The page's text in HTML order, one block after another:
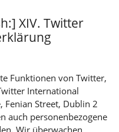
XIV. Twitter
Funktionen von Twitter,
International
Fenian Street, Dublin 2
auch personenbezogene